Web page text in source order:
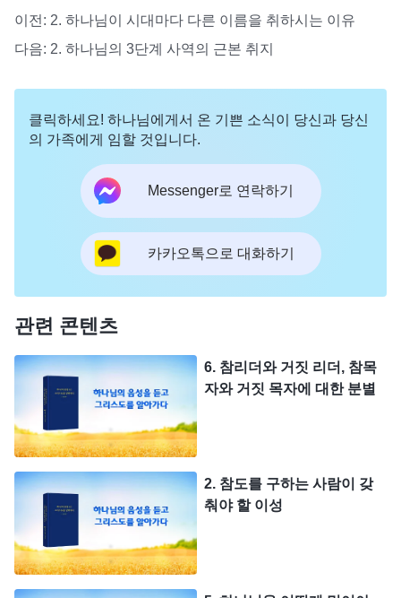
이전: 2. 하나님이 시대마다 다른 이름을 취하시는 이유
다음: 2. 하나님의 3단계 사역의 근본 취지
클릭하세요! 하나님에게서 온 기쁜 소식이 당신과 당신
의 가족에게 임할 것입니다.
Messenger로 연락하기
카카오톡으로 대화하기
관련 콘텐츠
6. 참리더와 거짓 리더, 참목
자와 거짓 목자에 대한 분별
2. 참도를 구하는 사람이 갖
춰야 할 이성